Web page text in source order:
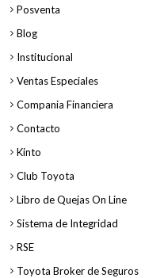
Posventa
Blog
Institucional
Ventas Especiales
Compania Financiera
Contacto
Kinto
Club Toyota
Libro de Quejas On Line
Sistema de Integridad
RSE
Toyota Broker de Seguros